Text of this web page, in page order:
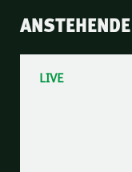
LIVE